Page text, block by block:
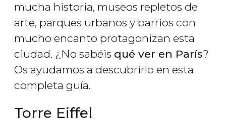
mucha historia, museos repletos de
arte, parques urbanos y barrios con
mucho encanto protagonizan esta
ciudad. ¿No sabéis qué ver en París?
Os ayudamos a descubrirlo en esta
completa guía.
Torre Eiffel